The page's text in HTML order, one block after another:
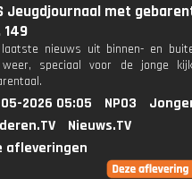
Jeugdjournaal met
nieuws uit binnen- en
speciaal voor de jonge
2026 05:05 NPO3
Nieuws.TV
afleveringen